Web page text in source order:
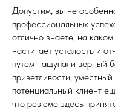
Допустим, вы не
профессиональных
отлично знаете, на
настигает усталость и
путем нащупали верный
приветливости,
потенциальный клиент
что резюме здесь